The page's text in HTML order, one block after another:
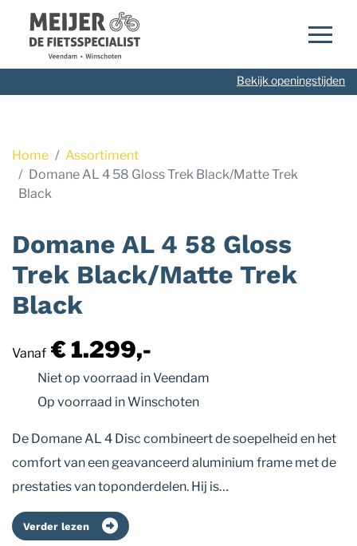
Navigatie
Bekijk openingstijden
Home
Assortiment
Domane AL 4 58 Gloss Trek Black/Matte Trek
Black
Domane AL 4 58 Gloss
Trek Black/Matte Trek
Black
Vanaf € 1.299,-
Niet op voorraad in Veendam
Op voorraad in Winschoten
De Domane AL 4 Disc combineert de soepelheid en het
comfort van een geavanceerd aluminium frame met de
prestaties van toponderdelen. Hij is…
Verder lezen